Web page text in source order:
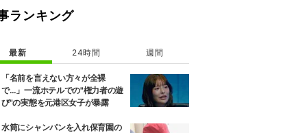
ランキング
最新 24時間 週間
「名前を言えない方々が全裸
で…」一流ホテルでの"権力者の遊
び"の実態を元港区女子が暴露
水筒にシャンパンを入れ保育園の